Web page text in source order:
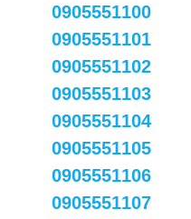
0905551100
0905551101
0905551102
0905551103
0905551104
0905551105
0905551106
0905551107